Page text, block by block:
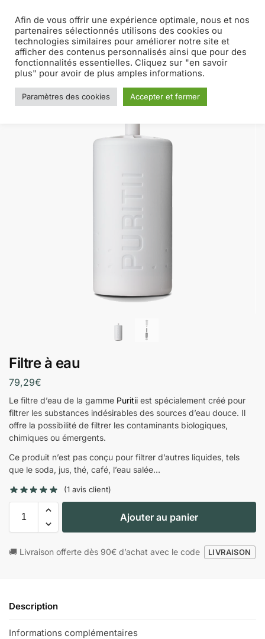
MENU 0
Accueil / Puritii / Filtre à eau
Filtre à eau
79,29€
Le filtre d’eau de la gamme Puritii est spécialement créé pour
filtrer les substances indésirables des sources d’eau douce. Il
offre la possibilité de filtrer les contaminants biologiques,
chimiques ou émergents.
Ce produit n’est pas conçu pour filtrer d’autres liquides, tels
que le soda, jus, thé, café, l’eau salée…
(1 avis client)
Ajouter au panier
🚚 Livraison offerte dès 90€ d’achat avec le code LIVRAISON
Description
Informations complémentaires
Afin de vous offrir une expérience optimale, nous et nos
partenaires sélectionnés utilisons des cookies ou
technologies similaires pour améliorer notre site et
afficher des contenus personnalisés ainsi que pour des
fonctionnalités essentielles. Cliquez sur "en savoir
plus" pour avoir de plus amples informations.
Paramètres des cookies Accepter et fermer